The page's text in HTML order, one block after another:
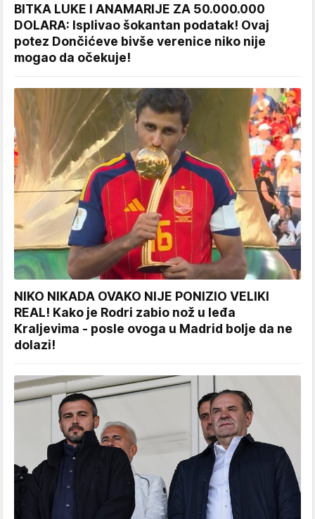
BITKA LUKE I ANAMARIJE ZA 50.000.000
DOLARA: Isplivao šokantan podatak! Ovaj
potez Dončićeve bivše verenice niko nije
mogao da očekuje!
NIKO NIKADA OVAKO NIJE PONIZIO VELIKI
REAL! Kako je Rodri zabio nož u leđa
Kraljevima - posle ovoga u Madrid bolje da ne
dolazi!